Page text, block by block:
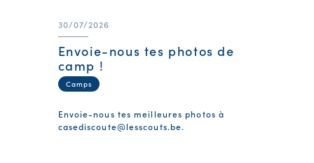
30/07/2026
Envoie-nous tes photos de
camp !
Camps
Envoie-nous tes meilleures photos à
casediscoute@lesscouts.be.